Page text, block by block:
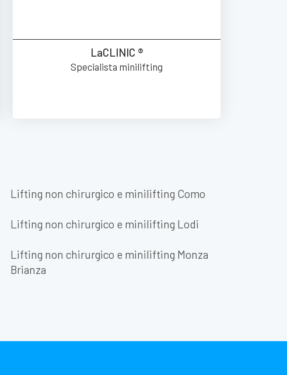
LaCLINIC ®
Specialista minilifting
Lifting non chirurgico e minilifting Como
Lifting non chirurgico e minilifting Lodi
Lifting non chirurgico e minilifting Monza
Brianza